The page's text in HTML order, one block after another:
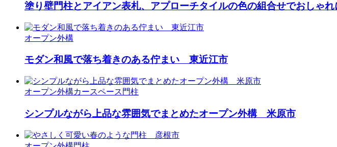
塗り壁門柱とアイアン表札、アプローチタイルの色の組合せでおしゃ
オープン外構
モダン和風で落ち着きのある佇まい 東近江市
オープン外構カースペース 門柱
シンプルながら上品な雰囲気でまとめたオープン外構 米原市